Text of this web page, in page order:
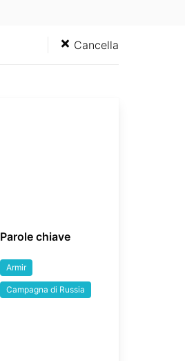
Cancella
Parole chiave
Armir
Campagna di Russia